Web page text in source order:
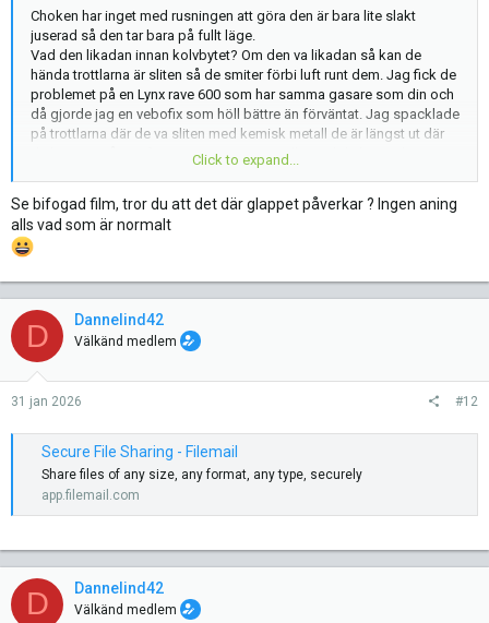
Choken har inget med rusningen att göra den är bara lite slakt
juserad så den tar bara på fullt läge.
Vad den likadan innan kolvbytet? Om den va likadan så kan de
hända trottlarna är sliten så de smiter förbi luft runt dem. Jag fick de
problemet på en Lynx rave 600 som har samma gasare som din och
då gjorde jag en vebofix som höll bättre än förväntat. Jag spacklade
på trottlarna där de va sliten med kemisk metall de är längst ut där
de löper i spåren i förgasaren. Lösa tmx eller vad de heter sliter
trottlar på löpande band de åker tom lös bitar från dem men de öär
lövtunna.. Du kan känna på trottlarna genom att trycka dem frammåt
och bakåt i tomgångsläget dvs botten då känner du om de glappar
mycket.Man får även ett klapprande ljud från dem på tomg de va så
jag upptäckte hur slut de va. De går nog bestycka upp mer för att
Click to expand...
Se bifogad film, tror du att det där glappet påverkar ? Ingen aning
alls vad som är normalt
D Dannelind42
Välkänd medlem
31 jan 2026 #12
Secure File Sharing - Filemail
Share files of any size, any format, any type, securely
app.filemail.com
D Dannelind42
Välkänd medlem